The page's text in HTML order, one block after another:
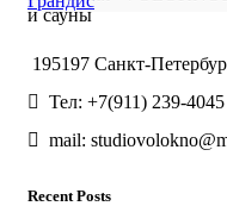
и сауны
195197 Санкт-
Тел: +7(911) 239-4045
mail:
Recent Posts